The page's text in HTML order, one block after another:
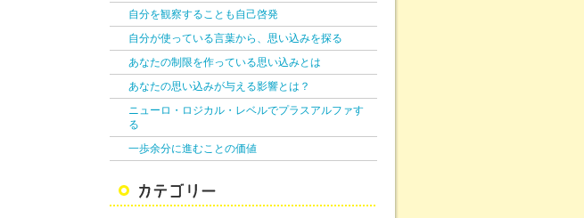
自分を観察することも自己啓発
自分が使っている言葉から、思い込みを探る
あなたの制限を作っている思い込みとは
あなたの思い込みが与える影響とは？
ニューロ・ロジカル・レベルでプラスアルファす
る
一歩余分に進むことの価値